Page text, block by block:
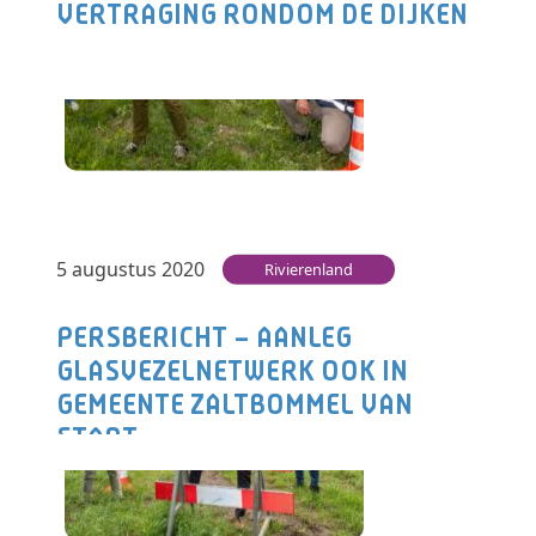
VERTRAGING RONDOM DE DIJKEN
periode zijn de nodige voorbereidingen
getroffen voor het glasvezelnetwerk in regio
Rivierenland. We zijn…
5 augustus 2020 Rivierenland
PERSBERICHT – AANLEG
GLASVEZELNETWERK OOK IN
GEMEENTE ZALTBOMMEL VAN
START
RIVIERENLAND – Deze week gaat de aanleg
van het glasvezelnetwerk van